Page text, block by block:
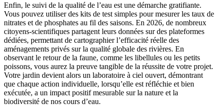
Enfin, le suivi de la qualité de l’eau est une démarche gratifiante.
Vous pouvez utiliser des kits de test simples pour mesurer les taux de
nitrates et de phosphates au fil des saisons. En 2026, de nombreux
citoyens-scientifiques partagent leurs données sur des plateformes
dédiées, permettant de cartographier l’efficacité réelle des
aménagements privés sur la qualité globale des rivières. En
observant le retour de la faune, comme les libellules ou les petits
poissons, vous aurez la preuve tangible de la réussite de votre projet.
Votre jardin devient alors un laboratoire à ciel ouvert, démontrant
que chaque action individuelle, lorsqu’elle est réfléchie et bien
exécutée, a un impact positif mesurable sur la nature et la
biodiversité de nos cours d’eau.